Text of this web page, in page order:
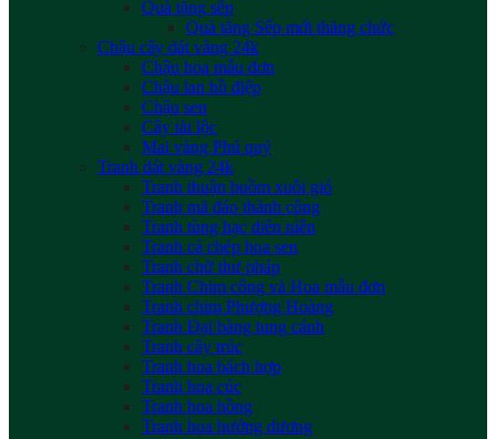
Quà tặng sếp
Quà tặng Sếp mới thăng chức
Chậu cây dát vàng 24k
Chậu hoa mẫu đơn
Chậu lan hồ điệp
Chậu sen
Cây tài lộc
Mai vàng Phú quý
Tranh dát vàng 24k
Tranh thuận buồm xuôi gió
Tranh mã đáo thành công
Tranh tùng hạc diên niên
Tranh cá chép hoa sen
Tranh chữ thư pháp
Tranh Chim công và Hoa mẫu đơn
Tranh chim Phượng Hoàng
Tranh Đại bàng tung cánh
Tranh cây trúc
Tranh hoa bách hợp
Tranh hoa cúc
Tranh hoa hồng
Tranh hoa hướng dương